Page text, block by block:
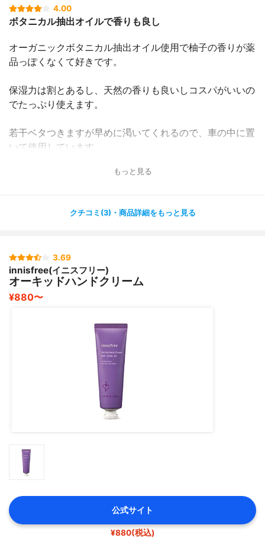
4.00
ボタニカル抽出オイルで香りも良し
オーガニックボタニカル抽出オイル使用で柚子の香りが薬
品っぽくなくて好きです。
保湿力は割とあるし、天然の香りも良いしコスパがいいの
でたっぷり使えます。
若干ベタつきますが早めに渇いてくれるので、車の中に置
いて使用しています。
もっと見る
クチコミ(3)・商品詳細をもっと見る
3.69
innisfree(イニスフリー)
オーキッドハンドクリーム
¥880〜
公式サイト
¥880(税込)